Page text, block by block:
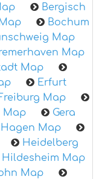
Bergisch
Bochum
Map
Map
Map
Erfurt
Map
Map
Gera
Hagen Map
Heidelberg
Hildesheim Map
Map